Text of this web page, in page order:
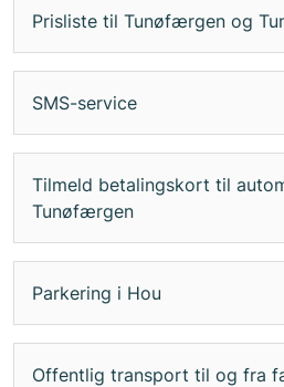
Prisliste til Tunøfærgen og
SMS-service
Tilmeld betalingskort til
Tunøfærgen
Parkering i Hou
Offentlig transport til og fra